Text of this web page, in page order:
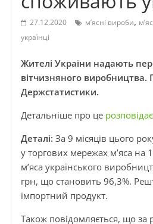
27.12.2020 м’ясні вироби,
українці
Жителі України надають
вітчизняного виробництва.
Держстатистики.
Детальніше про це
Деталі: За 9 місяців цього
у торгових мережах м’яса на
м’яса українського
грн, що становить 96,3%.
імпортний продукт.
Також повідомляється, що за